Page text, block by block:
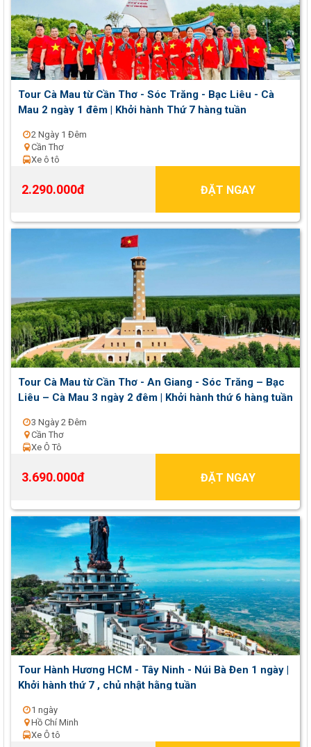
Tour Cà Mau từ Cần Thơ - Sóc Trăng - Bạc Liêu - Cà
Mau 2 ngày 1 đêm | Khởi hành Thứ 7 hàng tuần
2 Ngày 1 Đêm
Cần Thơ
Xe ô tô
2.290.000đ ĐẶT NGAY
Tour Cà Mau từ Cần Thơ - An Giang - Sóc Trăng – Bạc
Liêu – Cà Mau 3 ngày 2 đêm | Khởi hành thứ 6 hàng tuần
3 Ngày 2 Đêm
Cần Thơ
Xe Ô Tô
3.690.000đ ĐẶT NGAY
Tour Hành Hương HCM - Tây Ninh - Núi Bà Đen 1 ngày |
Khởi hành thứ 7 , chủ nhật hằng tuần
1 ngày
Hồ Chí Minh
Xe Ô tô